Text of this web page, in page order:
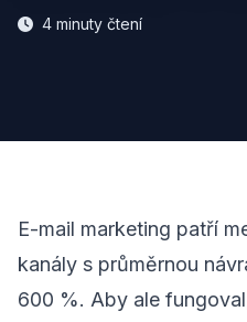
4 minuty čtení
E-mail marketing patří
kanály s průměrnou
600 %. Aby ale